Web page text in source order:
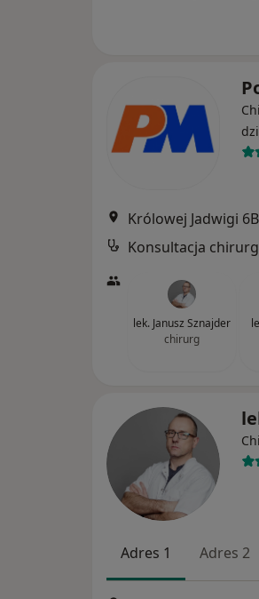
Królowej Jadwigi
Konsultacja
lek. Janusz Sznajder
chirurg
Adres 1 Adres 2